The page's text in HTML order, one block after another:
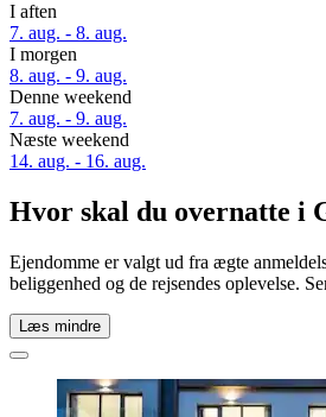
I aften
7. aug. - 8. aug.
I morgen
8. aug. - 9. aug.
Denne weekend
7. aug. - 9. aug.
Næste weekend
14. aug. - 16. aug.
Hvor skal du overnatte i
Ejendomme er valgt ud fra ægte
beliggenhed og de rejsendes oplevelse.
Læs mindre